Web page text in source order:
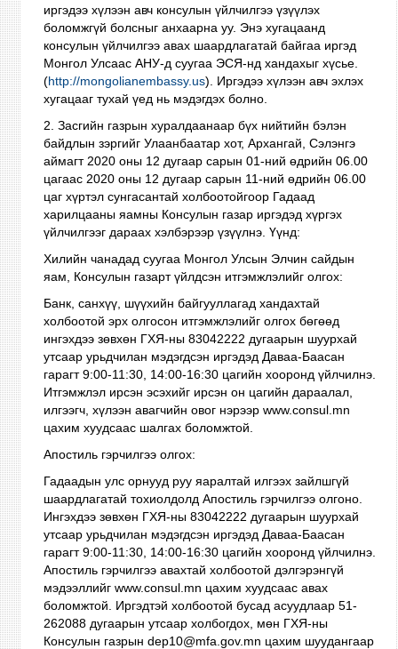
иргэдээ хүлээн авч консулын үйлчилгээ үзүүлэх
боломжгүй болсныг анхаарна уу. Энэ хугацаанд
консулын үйлчилгээ авах шаардлагатай байгаа иргэд
Монгол Улсаас АНУ-д суугаа ЭСЯ-нд хандахыг хүсье.
(http://mongolianembassy.us).
Иргэдээ хүлээн авч эхлэх
хугацааг тухай үед нь мэдэгдэх болно.
2. Засгийн газрын хуралдаанаар бүх нийтийн бэлэн
байдлын зэргийг Улаанбаатар хот, Архангай, Сэлэнгэ
аймагт 2020 оны 12 дугаар сарын 01-ний өдрийн 06.00
цагаас 2020 оны 12 дугаар сарын 11-ний өдрийн 06.00
цаг хүртэл сунгасантай холбоотойгоор Гадаад
харилцааны яамны Консулын газар иргэдэд хүргэх
үйлчилгээг дараах хэлбэрээр үзүүлнэ. Үүнд:
Хилийн чанадад суугаа Монгол Улсын Элчин сайдын
яам, Консулын газарт үйлдсэн итгэмжлэлийг олгох:
Банк, санхүү, шүүхийн байгууллагад хандахтай
холбоотой эрх олгосон итгэмжлэлийг олгох бөгөөд
ингэхдээ зөвхөн ГХЯ-ны 83042222 дугаарын шуурхай
утсаар урьдчилан мэдэгдсэн иргэдэд Даваа-Баасан
гарагт 9:00-11:30, 14:00-16:30 цагийн хооронд үйлчилнэ.
Итгэмжлэл ирсэн эсэхийг ирсэн он цагийн дараалал,
илгээгч, хүлээн авагчийн овог нэрээр www.consul.mn
цахим хуудсаас шалгах боломжтой.
Апостиль гэрчилгээ олгох:
Гадаадын улс орнууд руу яаралтай илгээх зайлшгүй
шаардлагатай тохиолдолд Апостиль гэрчилгээ олгоно.
Ингэхдээ зөвхөн ГХЯ-ны 83042222 дугаарын шуурхай
утсаар урьдчилан мэдэгдсэн иргэдэд Даваа-Баасан
гарагт 9:00-11:30, 14:00-16:30 цагийн хооронд үйлчилнэ.
Апостиль гэрчилгээ авахтай холбоотой дэлгэрэнгүй
мэдээллийг www.consul.mn цахим хуудсаас авах
боломжтой.
Иргэдтэй холбоотой бусад асуудлаар 51-
262088 дугаарын утсаар холбогдох, мөн ГХЯ-ны
Консулын газрын dep10@mfa.gov.mn цахим шуудангаар